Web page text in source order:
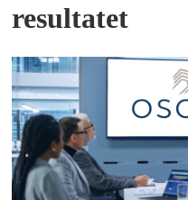
resultatet